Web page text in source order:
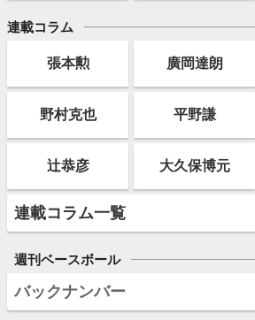
連載コラム
張本勲 廣岡達朗
野村克也 平野謙
辻恭彦 大久保博元
連載コラム一覧
週刊ベースボール
バックナンバー